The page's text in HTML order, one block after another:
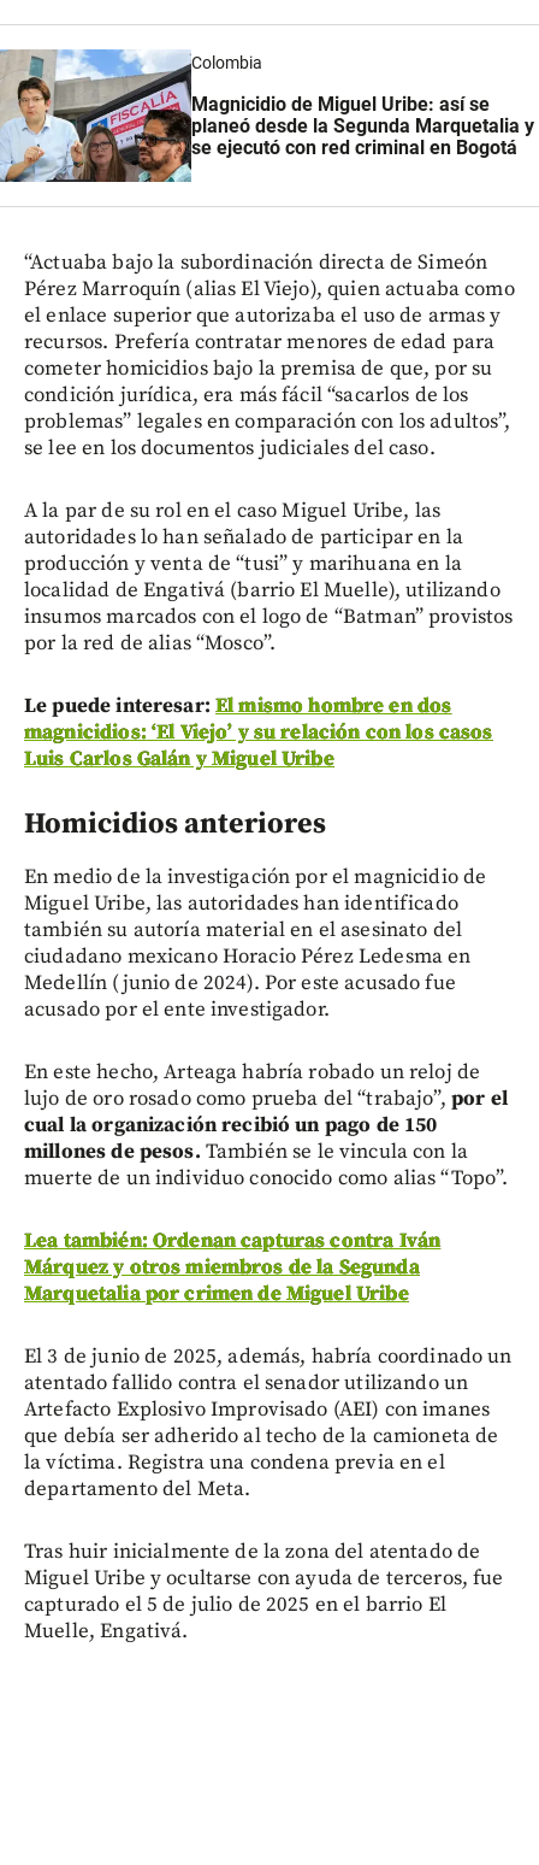
Colombia
Magnicidio de Miguel Uribe: así se
planeó desde la Segunda Marquetalia y
se ejecutó con red criminal en Bogotá
“Actuaba bajo la subordinación directa de Simeón
Pérez Marroquín (alias El Viejo), quien actuaba como
el enlace superior que autorizaba el uso de armas y
recursos. Prefería contratar menores de edad para
cometer homicidios bajo la premisa de que, por su
condición jurídica, era más fácil “sacarlos de los
problemas” legales en comparación con los adultos”,
se lee en los documentos judiciales del caso.
A la par de su rol en el caso Miguel Uribe, las
autoridades lo han señalado de participar en la
producción y venta de “tusi” y marihuana en la
localidad de Engativá (barrio El Muelle), utilizando
insumos marcados con el logo de “Batman” provistos
por la red de alias “Mosco”.
Le puede interesar: El mismo hombre en dos
magnicidios: ‘El Viejo’ y su relación con los casos
Luis Carlos Galán y Miguel Uribe
Homicidios anteriores
En medio de la investigación por el magnicidio de
Miguel Uribe, las autoridades han identificado
también su autoría material en el asesinato del
ciudadano mexicano Horacio Pérez Ledesma en
Medellín (junio de 2024). Por este acusado fue
acusado por el ente investigador.
En este hecho, Arteaga habría robado un reloj de
lujo de oro rosado como prueba del “trabajo”, por el
cual la organización recibió un pago de 150
millones de pesos. También se le vincula con la
muerte de un individuo conocido como alias “Topo”.
Lea también: Ordenan capturas contra Iván
Márquez y otros miembros de la Segunda
Marquetalia por crimen de Miguel Uribe
El 3 de junio de 2025, además, habría coordinado un
atentado fallido contra el senador utilizando un
Artefacto Explosivo Improvisado (AEI) con imanes
que debía ser adherido al techo de la camioneta de
la víctima. Registra una condena previa en el
departamento del Meta.
Tras huir inicialmente de la zona del atentado de
Miguel Uribe y ocultarse con ayuda de terceros, fue
capturado el 5 de julio de 2025 en el barrio El
Muelle, Engativá.